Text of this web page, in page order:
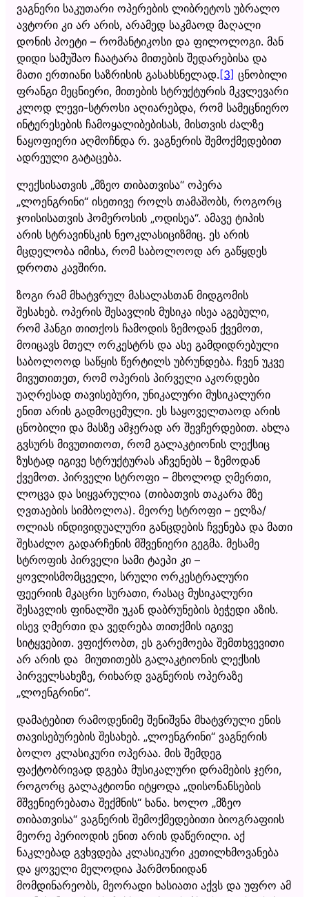
ვაგნერი საკუთარი ოპერების ლიბრეტოს უბრალო
ავტორი კი არ არის, არამედ საკმაოდ მაღალი
დონის პოეტი – რომანტიკოსი და ფილოლოგი. მან
დიდი სამუშაო ჩაატარა მითების შედარებისა და
მათი ერთიანი საზრისის გასახსნელად.[3] ცნობილი
ფრანგი მეცნიერი, მითების სტრუქტურის მკვლევარი
კლოდ ლევი-სტროსი აღიარებდა, რომ სამეცნიერო
ინტერესების ჩამოყალიბებისას, მისთვის ძალზე
ნაყოფიერი აღმოჩნდა რ. ვაგნერის შემოქმედებით
ადრეული გატაცება.
ლექსისათვის „მზეო თიბათვისა“ ოპერა
„ლოენგრინი“ ისეთივე როლს თამაშობს, როგორც
ჯოისისათვის ჰომეროსის „ოდისეა“. ამავე ტიპის
არის სტრავინსკის ნეოკლასიციზმიც. ეს არის
მცდელობა იმისა, რომ საბოლოოდ არ გაწყდეს
დროთა კავშირი.
ზოგი რამ მხატვრულ მასალასთან მიდგომის
შესახებ. ოპერის შესავლის მუსიკა ისეა აგებული,
რომ ჰანგი თითქოს ჩამოდის ზემოდან ქვემოთ,
მოიცავს მთელ ორკესტრს და ასე გამდიდრებული
საბოლოოდ საწყის წერტილს უბრუნდება. ჩვენ უკვე
მივუთითეთ, რომ ოპერის პირველი აკორდები
უაღრესად თავისებური, უნიკალური მუსიკალური
ენით არის გადმოცემული. ეს საყოველთაოდ არის
ცნობილი და მასზე ამჯერად არ შევჩერდებით. ახლა
გვსურს მივუთითოთ, რომ გალაკტიონის ლექსიც
ზუსტად იგივე სტრუქტურას აჩვენებს – ზემოდან
ქვემოთ. პირველი სტროფი – მხოლოდ ღმერთი,
ლოცვა და სიყვარულია (თიბათვის თაკარა მზე
ღვთაების სიმბოლოა). მეორე სტროფი – ელზა/
ოლიას ინდივიდუალური განცდების ჩვენება და მათი
შესაძლო გადარჩენის მშვენიერი გეგმა. მესამე
სტროფის პირველი სამი ტაეპი კი –
ყოვლისმომცველი, სრული ორკესტრალური
ფეერიის მკაცრი სურათი, რასაც მუსიკალური
შესავლის ფინალში უკან დაბრუნების ბეჭედი აზის.
ისევ ღმერთი და ვედრება თითქმის იგივე
სიტყვებით. ვფიქრობთ, ეს გარემოება შემთხვევითი
არ არის და მიუთითებს გალაკტიონის ლექსის
პირველსახეზე, რიხარდ ვაგნერის ოპერაზე
„ლოენგრინი“.
დამატებით რამოდენიმე შენიშვნა მხატვრული ენის
თავისებურების შესახებ. „ლოენგრინი“ ვაგნერის
ბოლო კლასიკური ოპერაა. მის შემდეგ
ფაქტობრივად დგება მუსიკალური დრამების ჯერი,
როგორც გალაკტიონი იტყოდა „დისონანსების
მშვენიერებათა შექმნის“ ხანა. ხოლო „მზეო
თიბათვისა“ ვაგნერის შემოქმედებითი ბიოგრაფიის
მეორე პერიოდის ენით არის დაწერილი. აქ
ნაკლებად გვხვდება კლასიკური კეთილხმოვანება
და ყოველი მელოდია ჰარმონიიდან
მომდინარეობს, მეორადი ხასიათი აქვს და უფრო ამ